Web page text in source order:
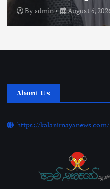
Byadmin August 6,
About Us
https://kalanirnayanews.com/